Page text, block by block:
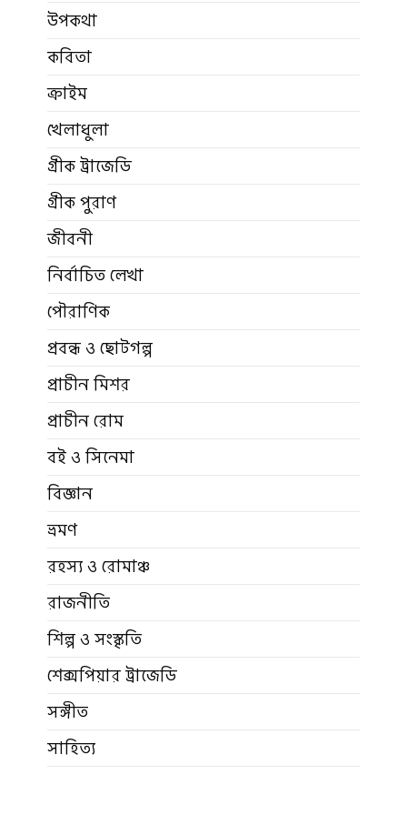
উপকথা
কবিতা
ক্রাইম
খেলাধুলা
গ্রীক ট্রাজেডি
গ্রীক পুরাণ
জীবনী
নির্বাচিত লেখা
পৌরাণিক
প্রবন্ধ ও ছোটগল্প
প্রাচীন মিশর
প্রাচীন রোম
বই ও সিনেমা
বিজ্ঞান
ভ্রমণ
রহস্য ও রোমাঞ্চ
রাজনীতি
শিল্প ও সংস্কৃতি
শেক্সপিয়ার ট্রাজেডি
সঙ্গীত
সাহিত্য